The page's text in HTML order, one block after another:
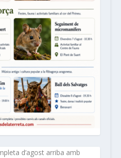
d’agost arriba amb